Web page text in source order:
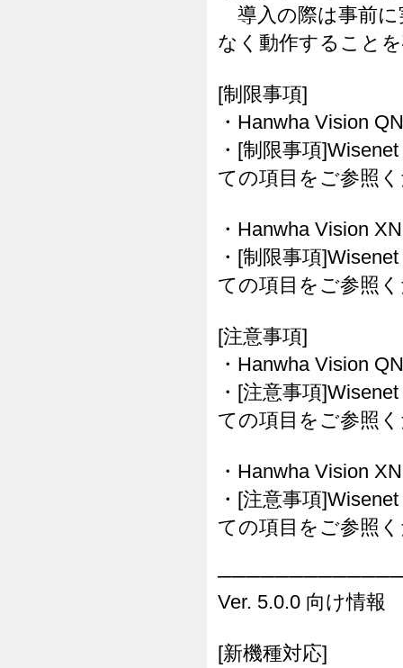
導入の際は事前に
なく動作すること
[制限事項]
・Hanwha Vision
・[制限事項
ての項目をご参照
・Hanwha Vision
・[制限事項
ての項目をご参照
[注意事項]
・Hanwha Vision
・[注意事項
ての項目をご参照
・Hanwha Vision
・[注意事項
ての項目をご参照
Ver. 5.0.0 向け情報
[新機種対応]